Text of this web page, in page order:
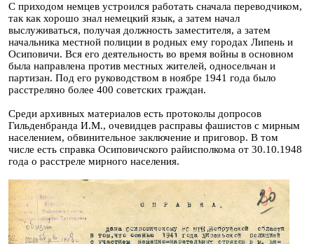
С приходом немцев устроился работать сначала переводчиком,
так как хорошо знал немецкий язык, а затем начал
выслуживаться, получая должность заместителя, а затем
начальника местной полиции в родных ему городах Липень и
Осиповичи. Вся его деятельность во время войны в основном
была направлена против местных жителей, односельчан и
партизан. Под его руководством в ноябре 1941 года было
расстреляно более 400 советских граждан.
Среди архивных материалов есть протоколы допросов
Гильденбранда И.М., очевидцев расправы фашистов с мирным
населением, обвинительное заключение и приговор. В том
числе есть справка Осиповичского райисполкома от 30.10.1948
года о расстреле мирного населения.